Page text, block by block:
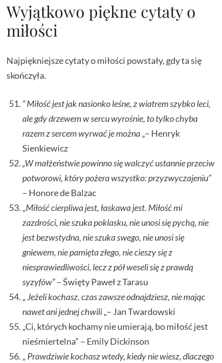
Wyjątkowo piękne cytaty o
miłości
Najpiękniejsze cytaty o miłości powstały, gdy ta się
skończyła.
” Miłość jest jak nasionko leśne, z wiatrem szybko leci,
ale gdy drzewem w sercu wyrośnie, to tylko chyba
razem z sercem wyrwać je można„– Henryk
Sienkiewicz
„W małżeństwie powinno się walczyć ustannie przeciw
potworowi, który pożera wszystko: przyzwyczajeniu”
– Honore de Balzac
„Miłość cierpliwa jest, łaskawa jest. Miłość mi
zazdrości, nie szuka poklasku, nie unosi się pychą, nie
jest bezwstydna, nie szuka swego, nie unosi się
gniewem, nie pamięta złego, nie cieszy się z
niesprawiedliwości, lecz z pół weseli się z prawdą
syzyfów”– Święty Paweł z Tarasu
„Jeżeli kochasz, czas zawsze odnajdziesz, nie mając
nawet ani jednej chwili„– Jan Twardowski
„Ci, których kochamy nie umierają, bo miłość jest
nieśmiertelna” – Emily Dickinson
„ Prawdziwie kochasz wtedy, kiedy nie wiesz, dlaczego